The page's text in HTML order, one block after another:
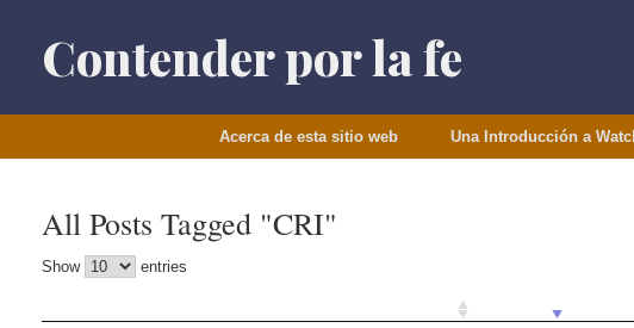
contenidoContender por la fe
Acerca de esta sitio web Una Introducción a
All Posts Tagged "CRI"
Show entries